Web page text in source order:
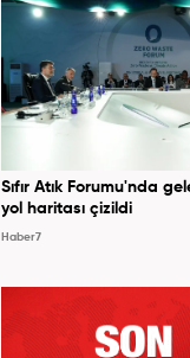
Sıfır Atık Forumu'nda
yol haritası çizildi
Haber7